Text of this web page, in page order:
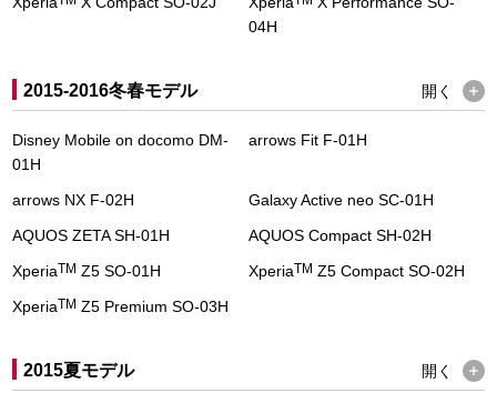
04H
2015-2016冬春モデル 開く
Disney Mobile on docomo DM-
01H
arrows Fit F-01H
arrows NX F-02H
Galaxy Active neo SC-01H
AQUOS ZETA SH-01H
AQUOS Compact SH-02H
XperiaTM Z5 SO-01H XperiaTM Z5 Compact SO-02H
XperiaTM Z5 Premium SO-03H
2015夏モデル 開く